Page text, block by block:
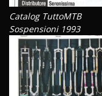
Catalog TuttoMTB
Sospensioni 1993